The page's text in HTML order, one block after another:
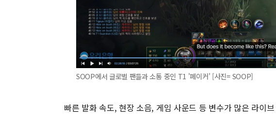
SOOP에서 글로벌 팬들과 소통 중인 T1 '페이커' [사진= SOOP]
빠른 발화 속도, 현장 소음, 게임 사운드 등 변수가 많은 라이